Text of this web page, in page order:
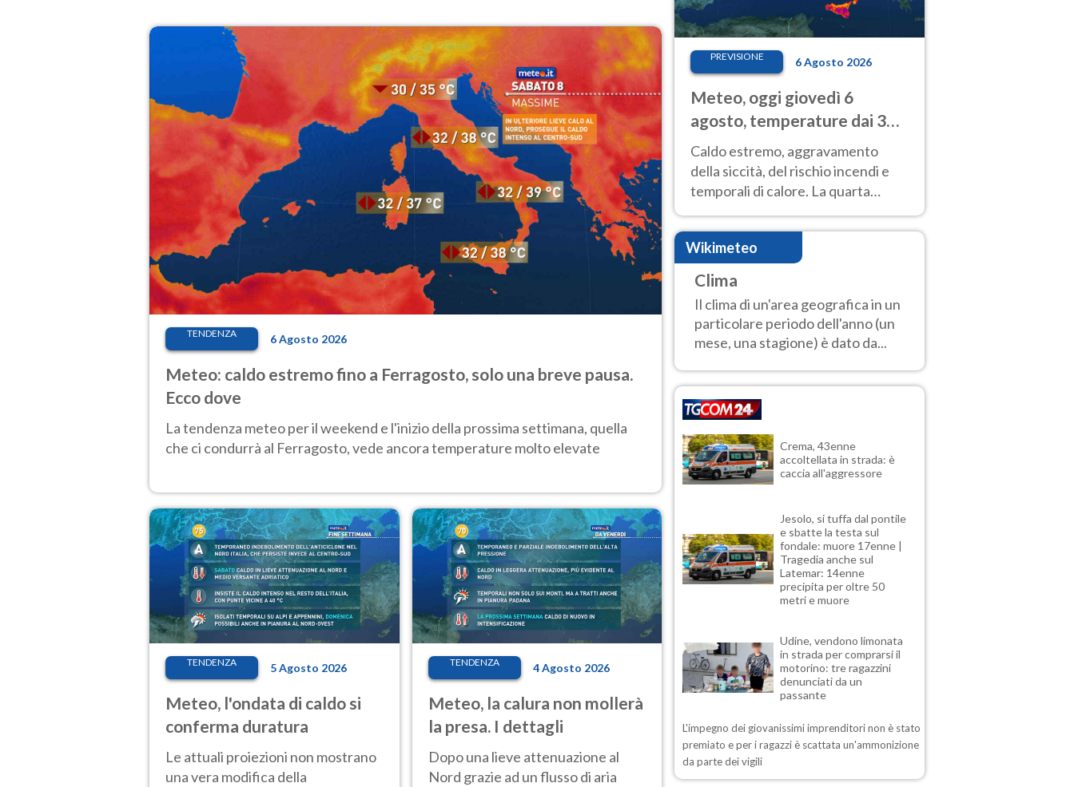
TENDENZA 6 Agosto 2026
Meteo: caldo estremo fino a Ferragosto, solo una breve pausa.
Ecco dove
La tendenza meteo per il weekend e l'inizio della prossima settimana, quella
che ci condurrà al Ferragosto, vede ancora temperature molto elevate
TENDENZA 5 Agosto 2026
Meteo, l'ondata di caldo si
conferma duratura
Le attuali proiezioni non mostrano
una vera modifica della
TENDENZA 4 Agosto 2026
Meteo, la calura non mollerà
la presa. I dettagli
Dopo una lieve attenuazione al
Nord grazie ad un flusso di aria
PREVISIONE 6 Agosto 2026
Meteo, oggi giovedì 6
agosto, temperature dai 33
ai 40 gradi
Caldo estremo, aggravamento
della siccità, del rischio incendi e
temporali di calore. La quarta
intensa ondata di calore non dà
tregua e durerà fino Ferragosto
Wikimeteo
Clima
Il clima di un'area geografica in un
particolare periodo dell'anno (un
mese, una stagione) è dato da...
Crema, 43enne
accoltellata in strada: è
caccia all'aggressore
Jesolo, si tuffa dal pontile
e sbatte la testa sul
fondale: muore 17enne |
Tragedia anche sul
Latemar: 14enne
precipita per oltre 50
metri e muore
Udine, vendono limonata
in strada per comprarsi il
motorino: tre ragazzini
denunciati da un
passante
L'impegno dei giovanissimi imprenditori non è stato
premiato e per i ragazzi è scattata un'ammonizione
da parte dei vigili